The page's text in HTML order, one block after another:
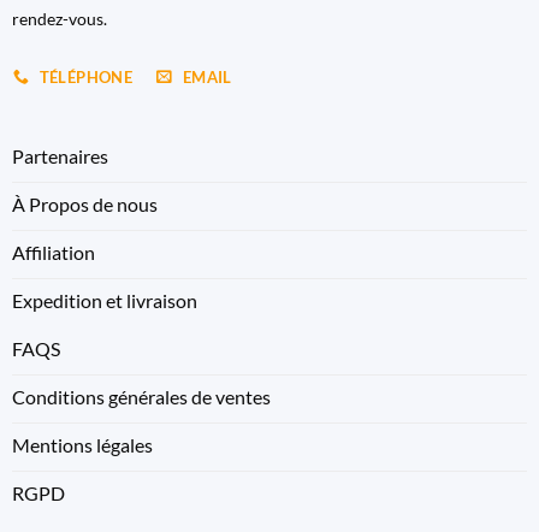
rendez-vous.
TÉLÉPHONE EMAIL
Partenaires
À Propos de nous
Affiliation
Expedition et livraison
FAQS
Conditions générales de ventes
Mentions légales
RGPD